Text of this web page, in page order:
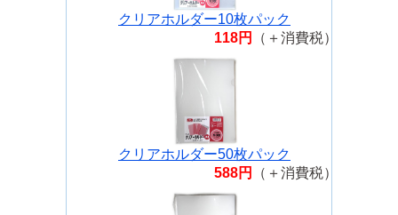
クリアホルダー10枚パック
118円
（＋消費税）
クリアホルダー50枚パック
588円
（＋消費税）